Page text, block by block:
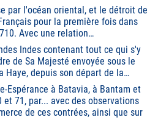
par l'océan oriental, et le détroit de
pour la première fois dans
Avec une relation…
Indes contenant tout ce qui s'y
de Sa Majesté envoyée sous le
Haye, depuis son départ de la…
Espérance à Batavia, à Bantam et
et 71, par... avec des observations
de ces contrées, ainsi que sur